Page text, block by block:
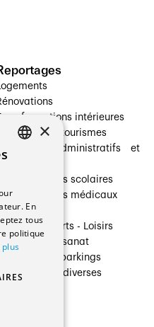
intérieures
Hôtelleries et tourismes
Bâtiments administratifs et
Établissements scolaires
médicaux
Cultures - Sports - Loisirs
Industrie - Artisanat
Transports et parkings
diverses
×
En
tous
politique
plus